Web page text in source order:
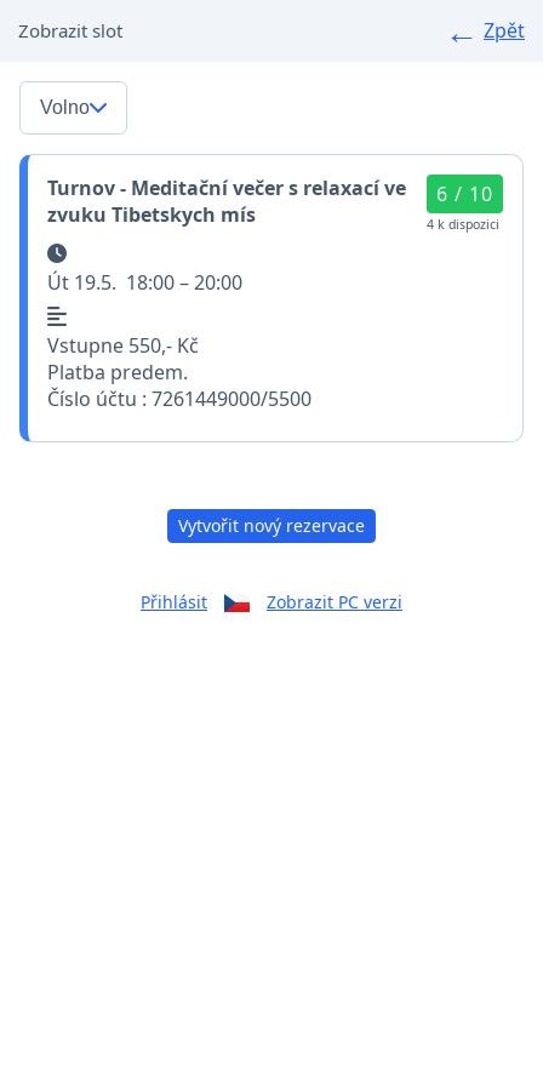
Zobrazit slot Zpět
Volno
Turnov - Meditační večer s relaxací ve
zvuku Tibetskych mís
6 / 10
4 k dispozici
Út 19.5. 18:00 – 20:00
Vstupne 550,- Kč
Platba predem.
Číslo účtu : 7261449000/5500
Vytvořit nový rezervace
Přihlásit Zobrazit PC verzi